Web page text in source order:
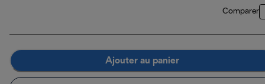
Comparer
Ajouter au panier